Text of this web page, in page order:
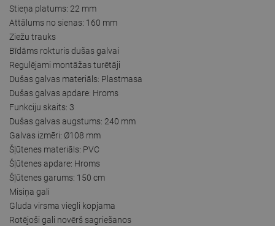
Stieņa platums: 22 mm
Attālums no sienas: 160 mm
Ziežu trauks
Bīdāms rokturis dušas galvai
Regulējami montāžas turētāji
Dušas galvas materiāls: Plastmasa
Dušas galvas apdare: Hroms
Funkciju skaits: 3
Dušas galvas augstums: 240 mm
Galvas izmēri: Ø108 mm
Šļūtenes materiāls: PVC
Šļūtenes apdare: Hroms
Šļūtenes garums: 150 cm
Misiņa gali
Gluda virsma viegli kopjama
Rotējoši gali novērš sagriešanos